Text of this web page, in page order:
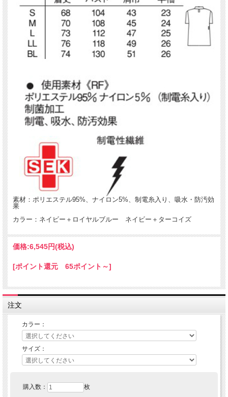
素材：ポリエステル95%、ナイロン5%、制電糸入り、吸水・防汚効
果
カラー：ネイビー＋ロイヤルブルー ネイビー＋ターコイズ
価格:6,545円(税込)
[ポイント還元 65ポイント～]
注文
カラー：
サイズ：
購入数： 枚